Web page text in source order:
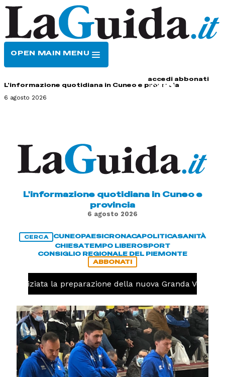
OPEN MAIN MENU
accedi abbonati
L'informazione quotidiana in Cuneo e provincia
6 agosto 2026
L'informazione quotidiana in Cuneo e
provincia
6 agosto 2026
CERCA CUNEOPAESICRONACAPOLITICASANITÀ
CHIESATEMPO LIBEROSPORT
CONSIGLIO REGIONALE DEL PIEMONTE
ABBONATI
iniziata la preparazione della nuova Granda Volley